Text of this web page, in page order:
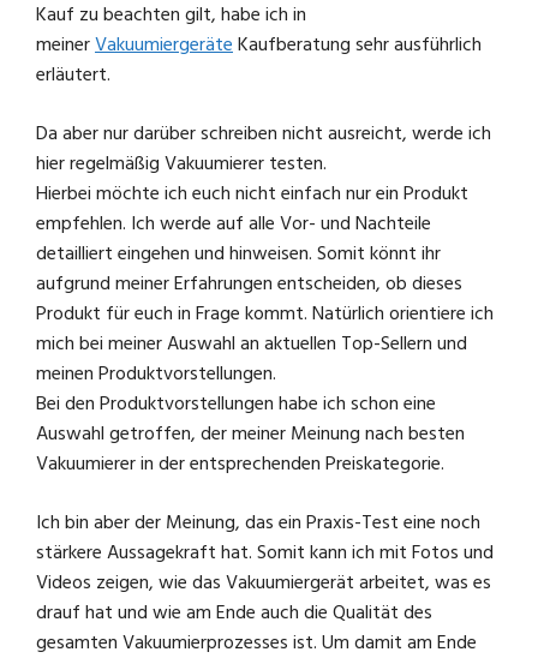
Kauf zu beachten gilt, habe ich in
meinerVakuumiergeräte Kaufberatung sehr ausführlich
erläutert.
Da aber nur darüber schreiben nicht ausreicht, werde ich
hier regelmäßig Vakuumierer testen.
Hierbei möchte ich euch nicht einfach nur ein Produkt
empfehlen. Ich werde auf alle Vor- und Nachteile
detailliert eingehen und hinweisen. Somit könnt ihr
aufgrund meiner Erfahrungen entscheiden, ob dieses
Produkt für euch in Frage kommt. Natürlich orientiere ich
mich bei meiner Auswahl an aktuellen Top-Sellern und
meinen Produktvorstellungen.
Bei den Produktvorstellungen habe ich schon eine
Auswahl getroffen, der meiner Meinung nach besten
Vakuumierer in der entsprechenden Preiskategorie.
Ich bin aber der Meinung, das ein Praxis-Test eine noch
stärkere Aussagekraft hat. Somit kann ich mit Fotos und
Videos zeigen, wie das Vakuumiergerät arbeitet, was es
drauf hat und wie am Ende auch die Qualität des
gesamten Vakuumierprozesses ist. Um damit am Ende